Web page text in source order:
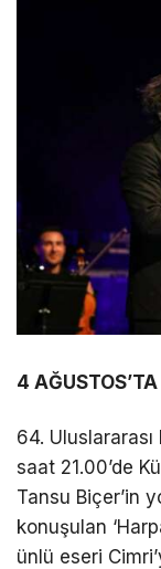
4
64.
saat 21.00’de
Tansu Biçer’in
konuşulan
ünlü eseri